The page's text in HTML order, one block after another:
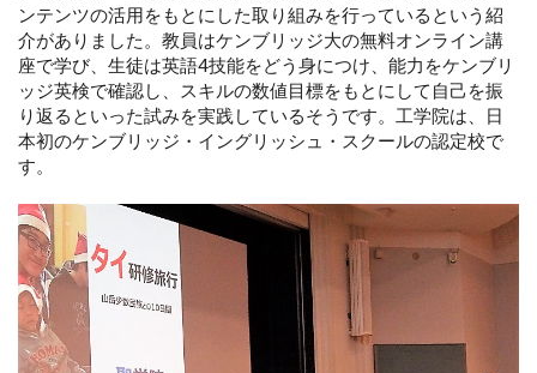
ンテンツの活用をもとにした取り組みを行っているという紹
介がありました。教員はケンブリッジ大の無料オンライン講
座で学び、生徒は英語4技能をどう身につけ、能力をケンブリ
ッジ英検で確認し、スキルの数値目標をもとにして自己を振
り返るといった試みを実践しているそうです。工学院は、日
本初のケンブリッジ・イングリッシュ・スクールの認定校で
す。